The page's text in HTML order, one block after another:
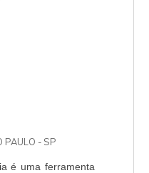
PAULO - SP
é uma ferramenta